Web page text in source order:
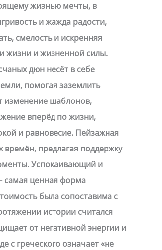
жизнью мечты, в
и жажда радости,
смелость и искренняя
жизни и жизненной силы.
дюн несёт в себе
помогая заземлить
изменение шаблонов,
вперёд по жизни,
и равновесие. Пейзажная
времён, предлагая поддержку
Успокаивающий и
ценная форма
была сопоставима с
истории считался
от негативной энергии и
с греческого означает «не